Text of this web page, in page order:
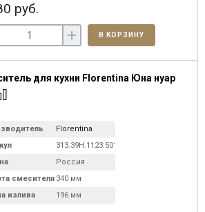
руб.
+ В КОРЗИНУ
для кухни Florentina Юна нуар
Florentina
313.39H.1123.501C
Россия
смесителя 340 мм
излива
196 мм